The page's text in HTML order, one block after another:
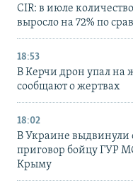
CIR: в июле
выросло на 72% по
18:53
В Керчи дрон упал на
сообщают о жертвах
18:02
В Украине выдвинули
приговор бойцу ГУР
Крыму